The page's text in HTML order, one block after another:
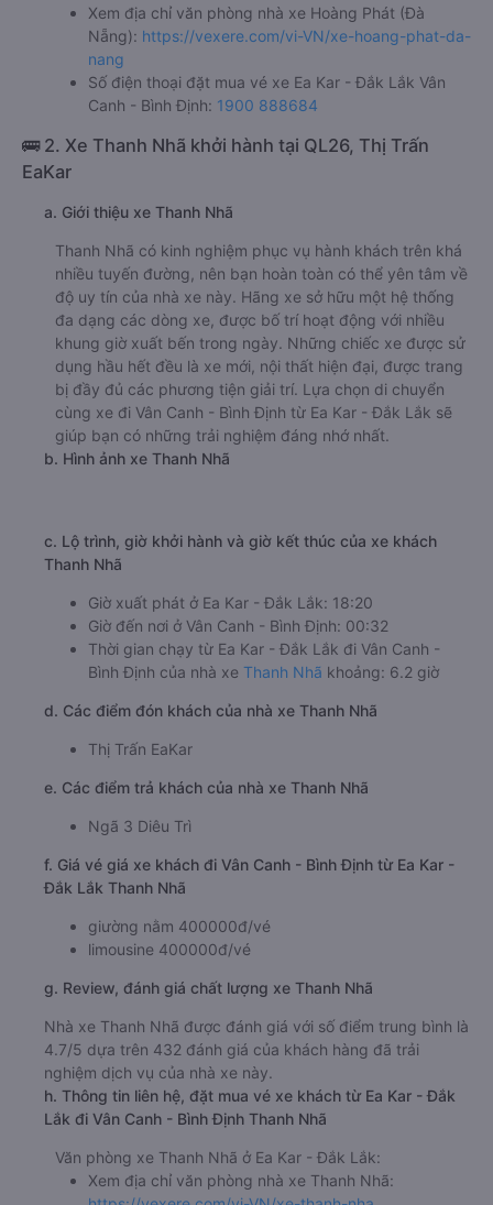
Xem địa chỉ văn phòng nhà xe Hoàng Phát (Đà
Nẵng): https://vexere.com/vi-VN/xe-hoang-phat-da-
nang
Số điện thoại đặt mua vé xe Ea Kar - Đắk Lắk Vân
Canh - Bình Định: 1900 888684
🚌 2. Xe Thanh Nhã khởi hành tại QL26, Thị Trấn
EaKar
a. Giới thiệu xe Thanh Nhã
Thanh Nhã có kinh nghiệm phục vụ hành khách trên khá
nhiều tuyến đường, nên bạn hoàn toàn có thể yên tâm về
độ uy tín của nhà xe này. Hãng xe sở hữu một hệ thống
đa dạng các dòng xe, được bố trí hoạt động với nhiều
khung giờ xuất bến trong ngày. Những chiếc xe được sử
dụng hầu hết đều là xe mới, nội thất hiện đại, được trang
bị đầy đủ các phương tiện giải trí. Lựa chọn di chuyển
cùng xe đi Vân Canh - Bình Định từ Ea Kar - Đắk Lắk sẽ
giúp bạn có những trải nghiệm đáng nhớ nhất.
b. Hình ảnh xe Thanh Nhã
c. Lộ trình, giờ khởi hành và giờ kết thúc của xe khách
Giờ xuất phát ở Ea Kar - Đắk Lắk: 18:20
Giờ đến nơi ở Vân Canh - Bình Định: 00:32